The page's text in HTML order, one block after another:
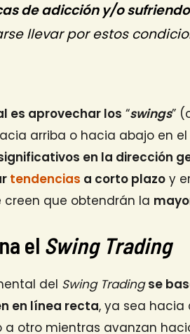
de adicción y/o
llevar por estos
es aprovechar los “swings”
arriba o hacia abajo en
en la dirección
tendencias a corto plazo y
que obtendrán la
el Swing Trading
del Swing Trading se
en línea recta, ya sea hacia
a otro mientras avanzan